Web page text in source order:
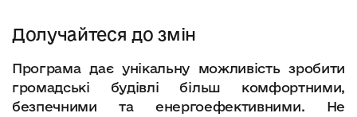
Долучайтеся до змін
Програма дає унікальну можливість зробити
громадські будівлі більш комфортними,
безпечними та енергоефективними. Не